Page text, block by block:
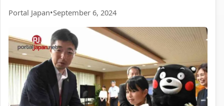
Portal Japan•September 6, 2024